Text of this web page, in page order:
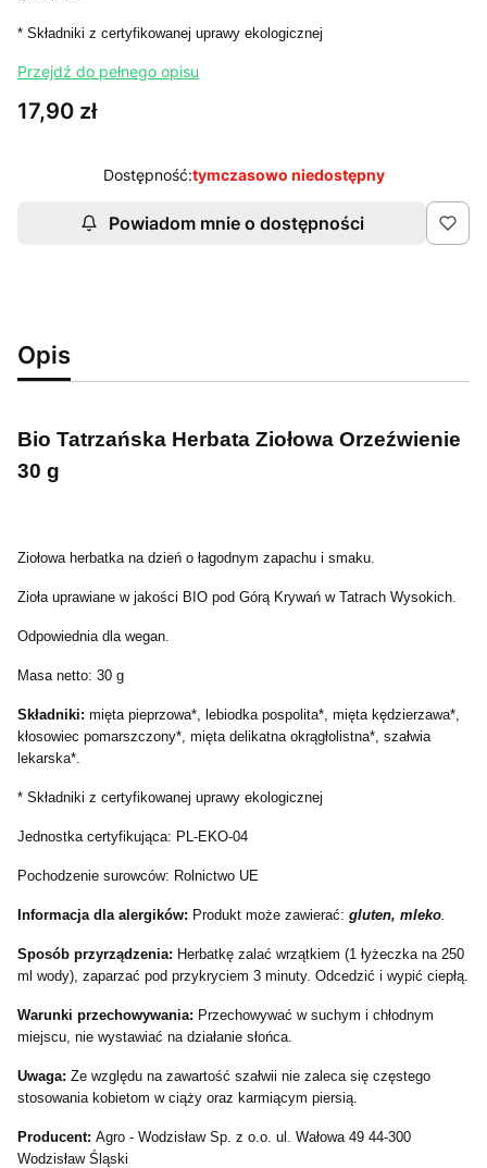
* Składniki z certyfikowanej uprawy ekologicznej
Przejdź do pełnego opisu
Cena
17,90 zł
Dostępność:tymczasowo niedostępny
Powiadom mnie o dostępności
Opis
Bio Tatrzańska Herbata Ziołowa Orzeźwienie
30 g
Ziołowa herbatka na dzień o łagodnym zapachu i smaku.
Zioła uprawiane w jakości BIO pod Górą Krywań w Tatrach Wysokich.
Odpowiednia dla wegan.
Masa netto: 30 g
Składniki: mięta pieprzowa*, lebiodka pospolita*, mięta kędzierzawa*,
kłosowiec pomarszczony*, mięta delikatna okrągłolistna*, szałwia
lekarska*.
* Składniki z certyfikowanej uprawy ekologicznej
Jednostka certyfikująca: PL-EKO-04
Pochodzenie surowców: Rolnictwo UE
Informacja dla alergików: Produkt może zawierać: gluten, mleko
Sposób przyrządzenia: Herbatkę zalać wrzątkiem (1 łyżeczka na 250
ml wody), zaparzać pod przykryciem 3 minuty. Odcedzić i wypić ciepłą.
Warunki przechowywania: Przechowywać w suchym i chłodnym
miejscu, nie wystawiać na działanie słońca.
Uwaga: Ze względu na zawartość szałwii nie zaleca się częstego
stosowania kobietom w ciąży oraz karmiącym piersią.
Producent: Agro - Wodzisław Sp. z o.o. ul. Wałowa 49 44-300
Wodzisław Śląski